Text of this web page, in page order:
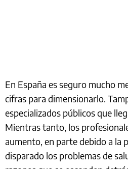
En España es seguro mucho
cifras para dimensionarlo.
especializados públicos que
Mientras tanto, los
aumento, en parte debido a la
disparado los problemas de